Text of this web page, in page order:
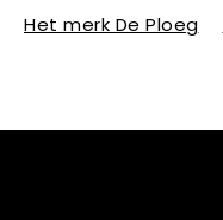
Het merk De Ploeg